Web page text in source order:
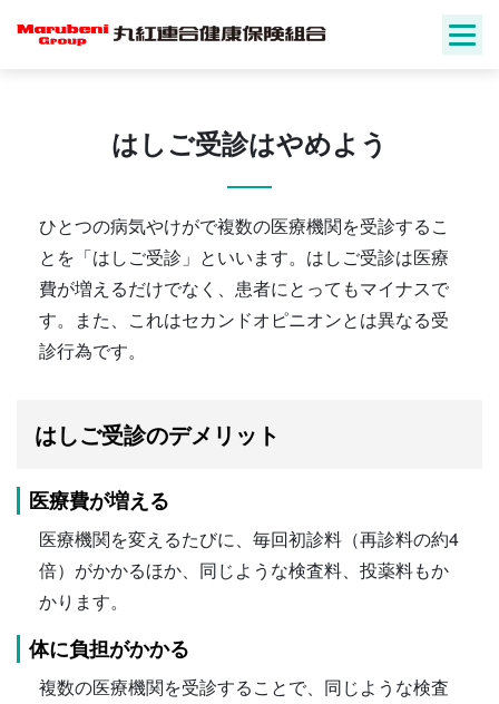
はしご受診はやめよう
ひとつの病気やけがで複数の医療機関を受診するこ
とを「はしご受診」といいます。はしご受診は医療
費が増えるだけでなく、患者にとってもマイナスで
す。また、これはセカンドオピニオンとは異なる受
診行為です。
はしご受診のデメリット
医療費が増える
医療機関を変えるたびに、毎回初診料（再診料の約4
倍）がかかるほか、同じような検査料、投薬料もか
かります。
体に負担がかかる
複数の医療機関を受診することで、同じような検査